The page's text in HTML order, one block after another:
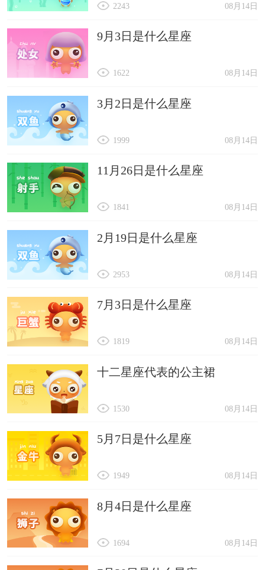
08月14日
2243
9月3日是什么星座
08月14日
1622
3月2日是什么星座
08月14日
1999
11月26日是什么星座
08月14日
1841
2月19日是什么星座
08月14日
2953
7月3日是什么星座
08月14日
1819
十二星座代表的公主裙
08月14日
1530
5月7日是什么星座
08月14日
1949
8月4日是什么星座
08月14日
1694